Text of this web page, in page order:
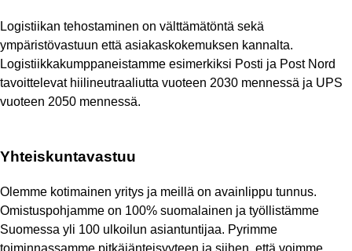
Logistiikan tehostaminen on välttämätöntä sekä
ympäristövastuun että asiakaskokemuksen kannalta.
Logistiikkakumppaneistamme esimerkiksi Posti ja Post Nord
tavoittelevat hiilineutraaliutta vuoteen 2030 mennessä ja UPS
vuoteen 2050 mennessä.
Yhteiskuntavastuu
Olemme kotimainen yritys ja meillä on avainlippu tunnus.
Omistuspohjamme on 100% suomalainen ja työllistämme
Suomessa yli 100 ulkoilun asiantuntijaa. Pyrimme
toiminnassamme pitkäjänteisyyteen ja siihen, että voimme